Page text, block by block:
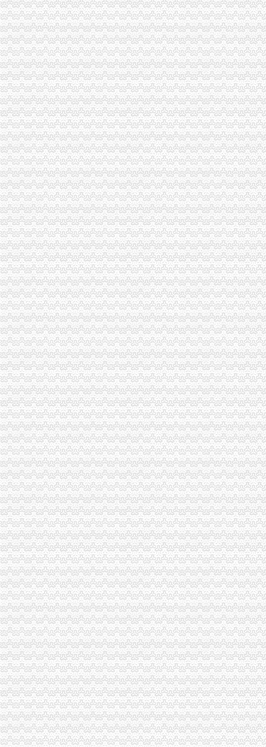
《中华共和国海关报关企业报关注册登记证书》有效期为几年？
如何办理报关注册登记证即海关注册登记证明？-通关监管海关业务咨
《中华共和国海关报关单位注册登记证书》的有效期是多久？
中华共和国海关报关单位注册登记证书.xls
如何办理海关报关登记证书_已解决-阿里巴巴生意经
广州海关：报关注册登记证书换证的问题
关于海关报关登记证和IC卡-报关报检-福步外贸论坛（FOBBusiness
2014年海关报关注册登记证书还用…-海关百问
海关进出口货物收发货人报关注册登记证书的次办理
中华共和国海关报关企业报关注册登记证书过期_政务咨询_浙江电
海关报关注册登记证书到期了,如何换证？_政务咨询_浙江电子口岸
杭州海关：海关报关登记证书[]-报关员通关指南--育路报关员考
申请海关报关单位注册登记证书,海关报关注册信息年度报告范本,
[华东]海关自理报关注册登记证书丢失-报关报检-福步外贸论坛（FOB
企业报关注册登记证书过期
福清海关积做好《报关注册登记证书》换证工作
报关单位尽快换领新版注册登记证书|海关|报关_凤凰财经
海关报关登记证书如何换证_已解决-阿里巴巴生意经
报关员答疑精选：海关自理报关登记证变更-报关员-环球网校
宁波海关对报关注册登记证书换证期限的规定_海关外贸咨询_新浪博客
一般贸易报关,海关报关注册登记证书应多注意：_第1页_zz
更换海关注册登记证书后仍无报关？-海南省政务服务中心
宁波海关对报关注册登记证书换证期限的规定-通关监管海关业务咨询
海关进出口货物收发货人报关注册登记证书有效期-报关员通关指南--育
拱北海关：咨询报关企业注册登记证延续及换证
关于海关办理IC卡和报关登记证书怎么办理？急-报关报检-福步外贸论
海关进出口货物收发货人报关注册登记证书的次办理
[06-30]哪位YUYU知道海关报关注册登记证在哪里办理换证？？_鹭岛
申请海关报关单位注册登记证书,海关报关注册信息年度报告范本,
海关报关单位注册登记证书-荣誉证书-常州市金坛区环宇科学仪器厂
报关注册登记证书在海关哪个部门办理？-实务问答-中国物流交易中
海关进出口货物收发货人报关注册登记证书过期怎样办理-政民互动群
变更人后海关报关注册登记证书要办理变更需要哪些资料？_已解决-
海关进出口货物报关登记证(英文翻译模板)_Sunny_新浪博客
进出口企业登记证全称是什么；它和海关报关登记证是一回事吗？_阿
海关注册登记证书年检_政务咨询_浙江电子口岸
北京海关：进出口货物收发货人报关注册登记证证书过期
报关企业应自“中华共和国海关报关企业报关注册登记证书”届
拱北海关：关于报关注册登记证书换证问题-报关员网-吧
海关进出口货物收发货人报关注册登记证书-公司动态-北京东方圣隆达
《海关进出口货物收发货人报关注册登记证书》有效期有多久？-通关
海关登记证书到期-会计之家-PoweredbyDiscuz!
报关登记证过期海关加急服务_报关报检_中国贸易金融网
变更人后海关报关注册登记证书要办理变更需要哪些资料？-阿里巴
企业的《中华共和国海关进出口货物收发货人报关注册登记证书》
中华共和国海关进出口货人报关注册登记证书逾期年检失效后该怎